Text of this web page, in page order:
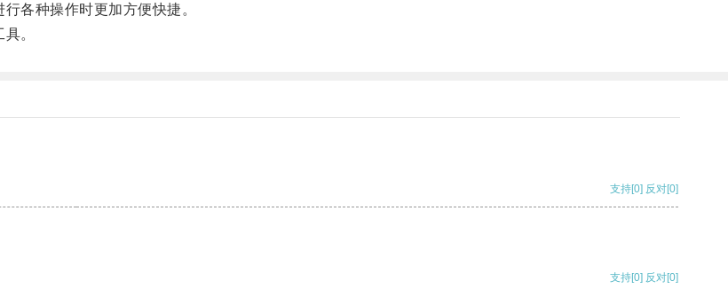
各种操作时更加方便快捷。
。
支持[0] 反对[0]
支持[0] 反对[0]